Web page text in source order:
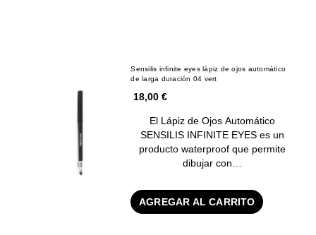
Sensilis infinite eyes lápiz de ojos automático
de larga duración 04 vert
18,00 €
El Lápiz de Ojos Automático
SENSILIS INFINITE EYES es un
producto waterproof que permite
dibujar con…
AGREGAR AL CARRITO